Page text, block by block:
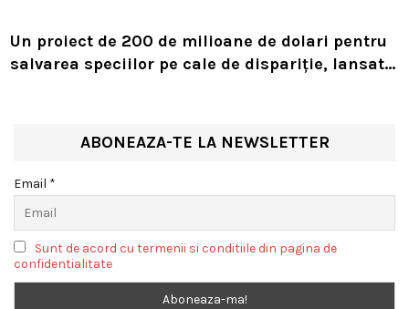
Un proiect de 200 de milioane de dolari pentru
salvarea speciilor pe cale de dispariție, lansat
ABONEAZA-TE LA NEWSLETTER
Email *
Sunt de acord cu termenii si conditiile din pagina de
confidentialitate